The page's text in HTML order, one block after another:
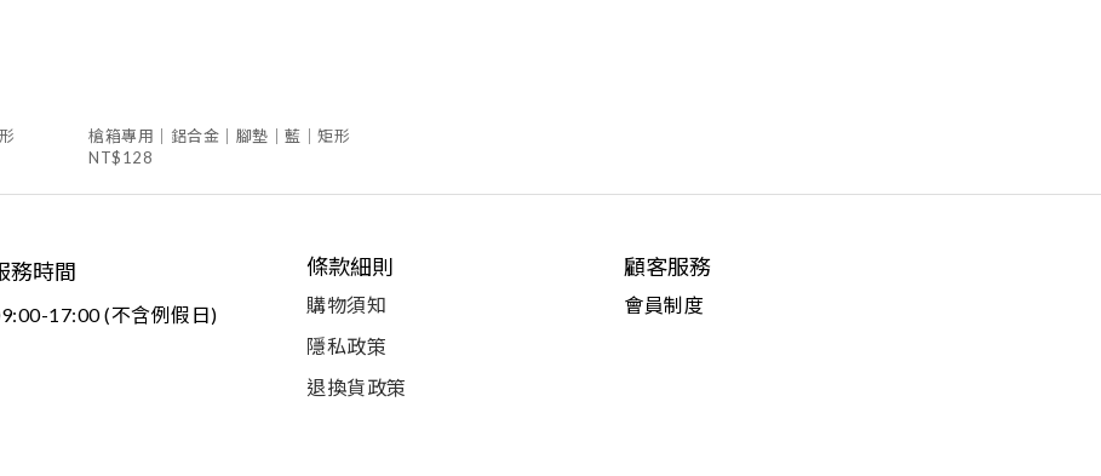
槍箱專用｜鋁合金｜腳墊｜藍｜矩形
NT$128
務時間
17:00 (不含例假日)
條款細則
購物須知
隱私政策
退換貨政策
顧客服務
會員制度